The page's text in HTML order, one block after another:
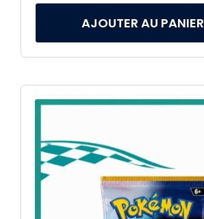
AJOUTER AU PANIER